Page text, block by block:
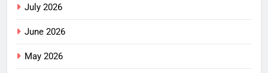
July 2026
June 2026
May 2026